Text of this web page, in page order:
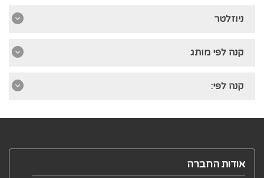
ניוזלטר
קנה לפי מותג
קנה לפי:
אודות החברה